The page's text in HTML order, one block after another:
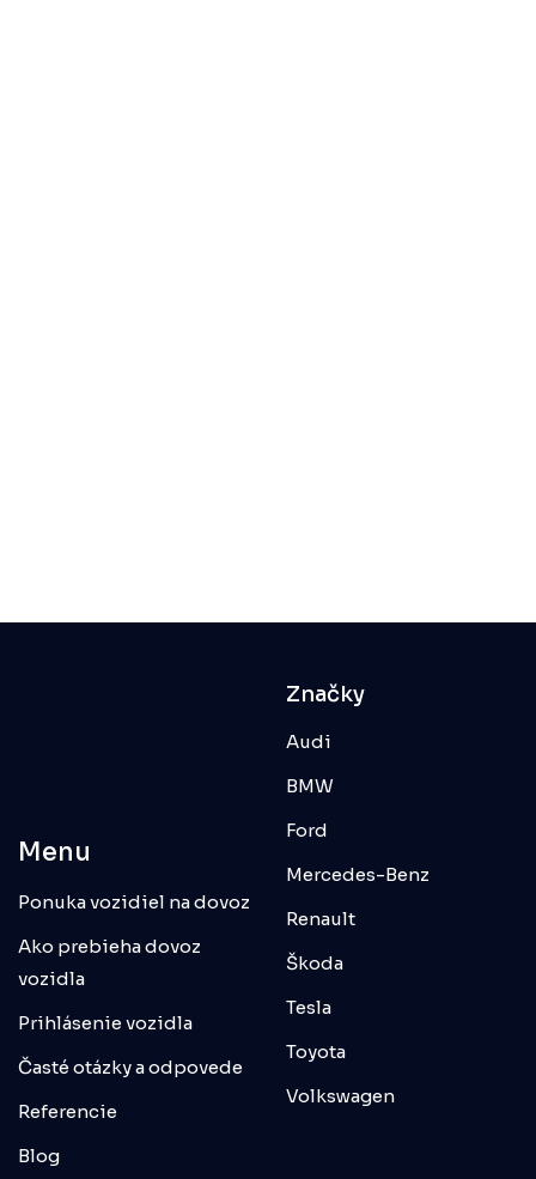
Menu
Ponuka vozidiel na dovoz
Ako prebieha dovoz
vozidla
Prihlásenie vozidla
Časté otázky a odpovede
Referencie
Blog
Značky
Audi
BMW
Ford
Mercedes-Benz
Renault
Škoda
Tesla
Toyota
Volkswagen